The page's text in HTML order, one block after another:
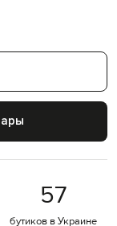
57
бутиков в Украине